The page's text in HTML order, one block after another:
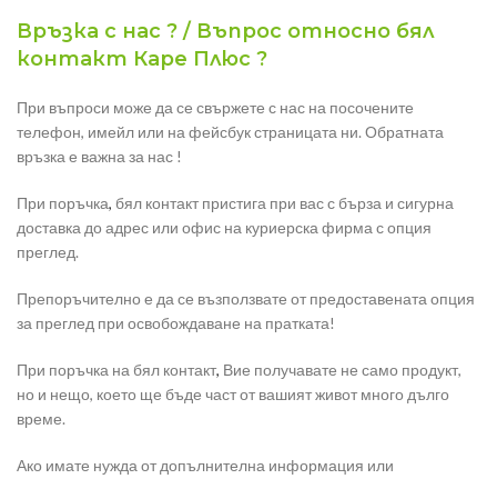
Връзка с нас ? / Въпрос относно бял
контакт Каре Плюс ?
При въпроси може да се свържете с нас на посочените
телефон, имейл или на фейсбук страницата ни. Обратната
връзка е важна за нас !
При поръчка, бял контакт пристига при вас с бърза и сигурна
доставка до адрес или офис на куриерска фирма с опция
преглед.
Препоръчително е да се възползвате от предоставената опция
за преглед при освобождаване на пратката!
При поръчка на бял контакт, Вие получавате не само продукт,
но и нещо, което ще бъде част от вашият живот много дълго
време.
Ако имате нужда от допълнителна информация или